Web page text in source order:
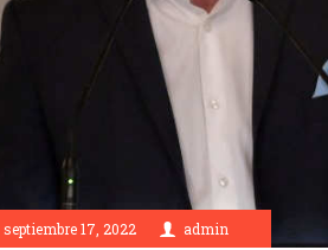
septiembre 17, 2022 admin